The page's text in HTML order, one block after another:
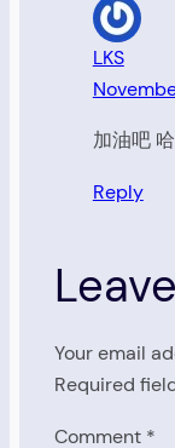
LKS
加油吧
Reply
Your email
Required
Comment *